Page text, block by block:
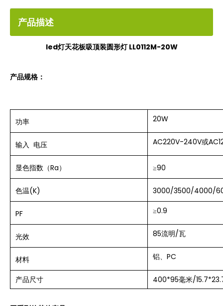
产品描述
led灯天花板吸顶装圆形灯 LL0112M-20W
产品规格：
功率 20W
输入 电压 AC220V-240V或
显色指数（Ra） ≥90
色温(K) 3000/3500/4000/
PF ≥0.9
光效 85流明/瓦
材料 铝、PC
产品尺寸 400*95毫米/